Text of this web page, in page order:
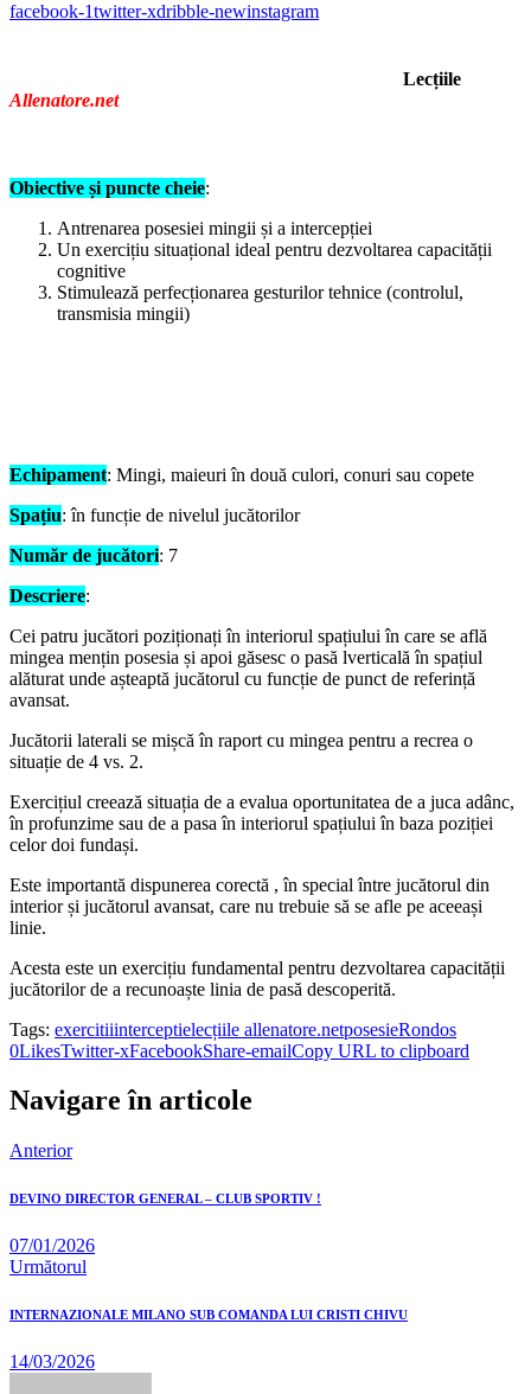
facebook-1twitter-xdribble-newinstagram
Lecțiile
Allenatore.net
Obiective și puncte cheie:
Antrenarea posesiei mingii și a intercepției
Un exercițiu situațional ideal pentru dezvoltarea capacității
cognitive
Stimulează perfecționarea gesturilor tehnice (controlul,
transmisia mingii)
Echipament: Mingi, maieuri în două culori, conuri sau copete
Spațiu: în funcție de nivelul jucătorilor
Număr de jucători: 7
Descriere:
Cei patru jucători poziționați în interiorul spațiului în care se află
mingea mențin posesia și apoi găsesc o pasă lverticală în spațiul
alăturat unde așteaptă jucătorul cu funcție de punct de referință
avansat.
Jucătorii laterali se mișcă în raport cu mingea pentru a recrea o
situație de 4 vs. 2.
Exercițiul creează situația de a evalua oportunitatea de a juca adânc,
în profunzime sau de a pasa în interiorul spațiului în baza poziției
celor doi fundași.
Este importantă dispunerea corectă , în special între jucătorul din
interior și jucătorul avansat, care nu trebuie să se afle pe aceeași
linie.
Acesta este un exercițiu fundamental pentru dezvoltarea capacității
jucătorilor de a recunoaște linia de pasă descoperită.
Tags: exercitiiinterceptielecțiile allenatore.netposesieRondos
0LikesTwitter-xFacebookShare-emailCopy URL to clipboard
Navigare în articole
Anterior
DEVINO DIRECTOR GENERAL – CLUB SPORTIV !
07/01/2026
Următorul
INTERNAZIONALE MILANO SUB COMANDA LUI CRISTI CHIVU
14/03/2026